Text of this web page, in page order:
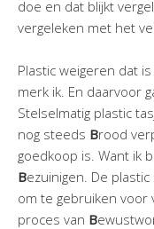
doe en dat blijkt
vergeleken met het
Plastic weigeren dat
merk ik. En daarvoor
Stelselmatig plastic
nog steeds Brood
goedkoop is. Want ik
Bezuinigen. De
om te gebruiken voor
proces van B